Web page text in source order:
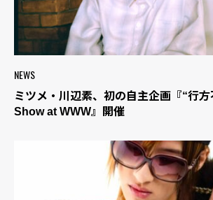
NEWS
ミツメ・川辺素、初の自主企画『“行
Show at WWW』開催